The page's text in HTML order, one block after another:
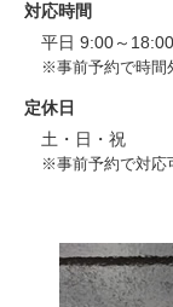
対応時間
平日 9:00～
※事前予約で時間
定休日
土・日・祝
※事前予約で対応